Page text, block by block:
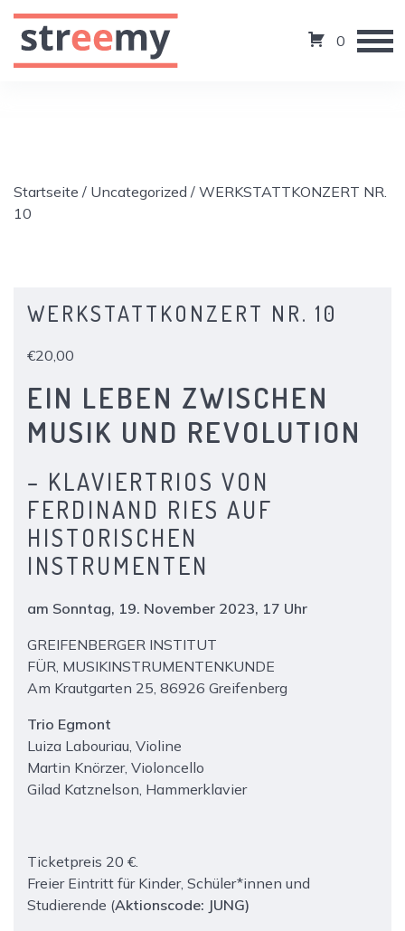
0
Startseite / Uncategorized / WERKSTATTKONZERT NR.
10
WERKSTATTKONZERT NR. 10
€20,00
EIN LEBEN ZWISCHEN
MUSIK UND REVOLUTION
– KLAVIERTRIOS VON
FERDINAND RIES AUF
HISTORISCHEN
INSTRUMENTEN
am Sonntag, 19. November 2023, 17 Uhr
GREIFENBERGER INSTITUT
FÜR, MUSIKINSTRUMENTENKUNDE
Am Krautgarten 25, 86926 Greifenberg
Trio Egmont
Luiza Labouriau, Violine
Martin Knörzer, Violoncello
Gilad Katznelson, Hammerklavier
Ticketpreis 20 €.
Freier Eintritt für Kinder, Schüler*innen und
Studierende (Aktionscode: JUNG)